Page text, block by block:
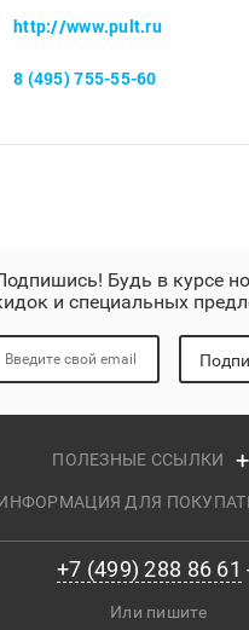
http://www.pult.ru
8 (495) 755-55-60
Будь в курсе
и специальных
ПОЛЕЗНЫЕ ССЫЛКИ
ДЛЯ
+7 (499) 288 86 61
Или пишите